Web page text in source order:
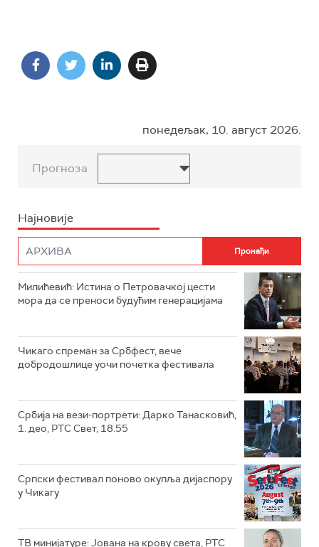
понедељак, 10. август 2026.
Прогноза
Најновије
Милићевић: Истина о Петровачкој цести
мора да се преноси будућим генерацијама
Чикаго спреман за Србфест, вече
добродошлице уочи почетка фестивала
Србија на вези-портрети: Дарко Танасковић,
1. део, РТС Свет, 18.55
Српски фестивал поново окупља дијаспору
у Чикагу
ТВ минијатуре: Јована на крову света, РТС